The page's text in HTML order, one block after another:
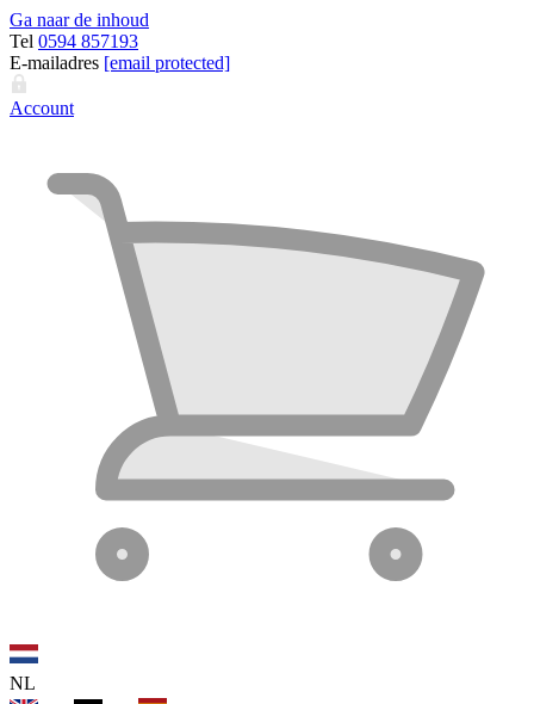
Ga naar de inhoud
Tel 0594 857193
E-mailadres [email protected]
Account
NL